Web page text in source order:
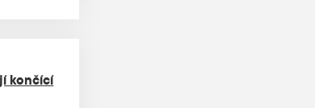
končící